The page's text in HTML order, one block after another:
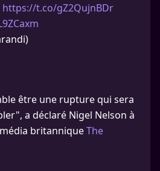
https://t.co/gZ2QujnBDr
être une rupture qui sera
a déclaré Nigel Nelson à
britanniqueThe